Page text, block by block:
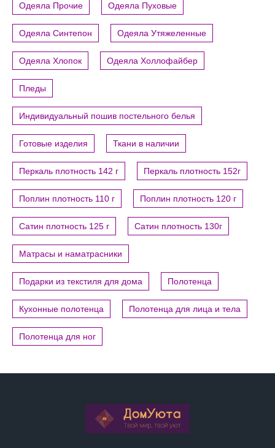
Одеяла Прочие Одеяла Пуховые
Одеяла Синтепон Одеяла Утяжеленные
Одеяла Хлопок Одеяла Холлофайбер
Пледы
Индивидуальный пошив постельного белья
Готовые изделия Ткани в наличии
Перкаль плотность 142 г Перкаль плотность 152г
Поплин плотность 110 г Поплин плотность 120 г
Сатин плотность 125 г Сатин плотность 130г
Матрасы и наматрасники
Подарки из текстиля для дома Полотенца
Кухонные полотенца Полотенца для лица и тела
Полотенца для ног